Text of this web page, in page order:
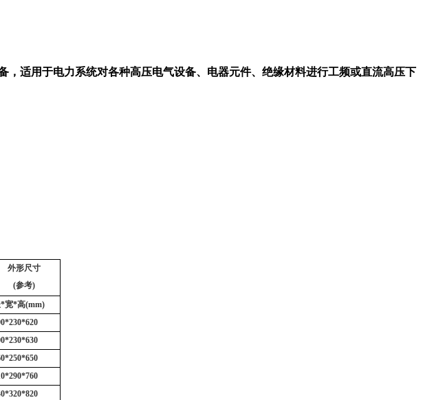
适用于电力系统对各种高压电气设备、电器元件、绝缘材料进行工频或直流高压下
外形尺寸
(参考)
宽*高(mm)